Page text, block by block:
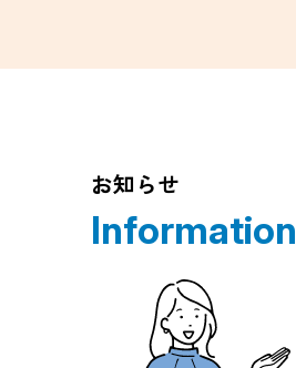
お知らせ
Information